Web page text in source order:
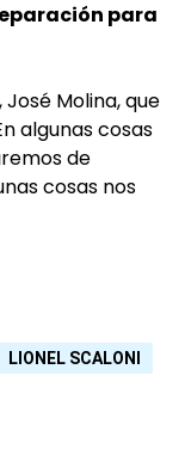
para
Molina, que
algunas cosas
de
cosas nos
LIONEL SCALONI